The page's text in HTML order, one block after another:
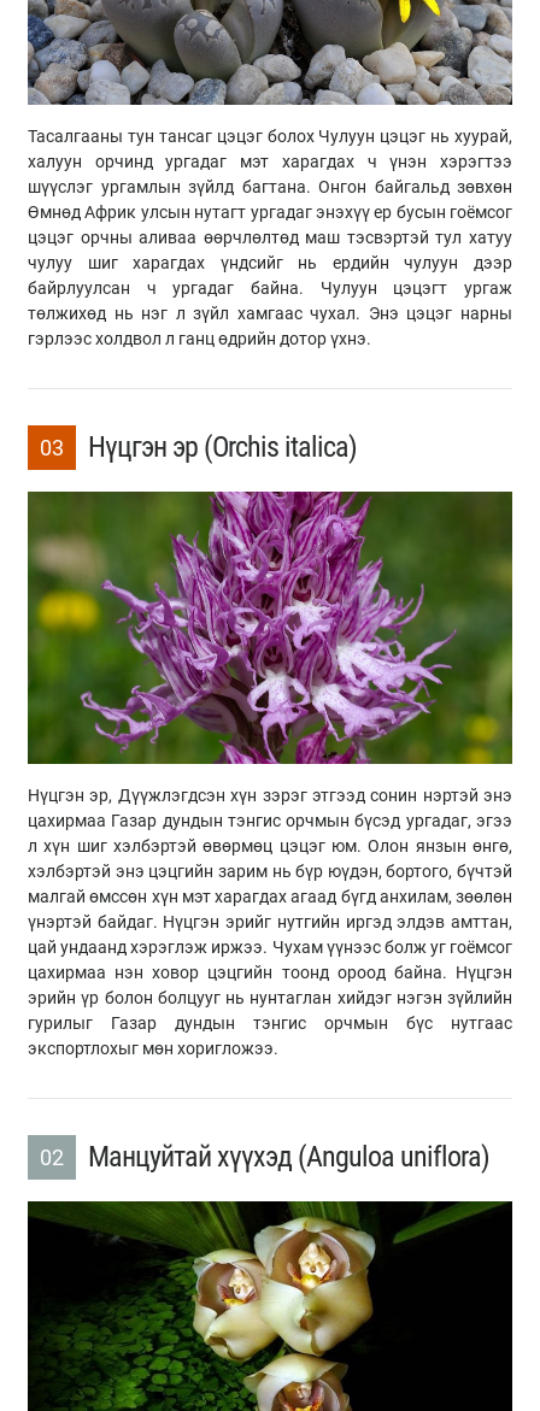
Тасалгааны тун тансаг цэцэг болох Чулуун цэцэг нь хуурай,
халуун орчинд ургадаг мэт харагдах ч үнэн хэрэгтээ
шүүслэг ургамлын зүйлд багтана. Онгон байгальд зөвхөн
Өмнөд Африк улсын нутагт ургадаг энэхүү ер бусын гоёмсог
цэцэг орчны аливаа өөрчлөлтөд маш тэсвэртэй тул хатуу
чулуу шиг харагдах үндсийг нь ердийн чулуун дээр
байрлуулсан ч ургадаг байна. Чулуун цэцэгт ургаж
төлжихөд нь нэг л зүйл хамгаас чухал. Энэ цэцэг нарны
гэрлээс холдвол л ганц өдрийн дотор үхнэ.
03 Нүцгэн эр (Orchis italica)
Нүцгэн эр, Дүүжлэгдсэн хүн зэрэг этгээд сонин нэртэй энэ
цахирмаа Газар дундын тэнгис орчмын бүсэд ургадаг, эгээ
л хүн шиг хэлбэртэй өвөрмөц цэцэг юм. Олон янзын өнгө,
хэлбэртэй энэ цэцгийн зарим нь бүр юүдэн, бортого, бүчтэй
малгай өмссөн хүн мэт харагдах агаад бүгд анхилам, зөөлөн
үнэртэй байдаг. Нүцгэн эрийг нутгийн иргэд элдэв амттан,
цай ундаанд хэрэглэж иржээ. Чухам үүнээс болж уг гоёмсог
цахирмаа нэн ховор цэцгийн тоонд ороод байна. Нүцгэн
эрийн үр болон болцууг нь нунтаглан хийдэг нэгэн зүйлийн
гурилыг Газар дундын тэнгис орчмын бүс нутгаас
экспортлохыг мөн хоригложээ.
02 Манцуйтай хүүхэд (Anguloa uniflora)